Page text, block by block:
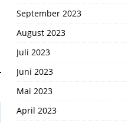
September 2023
August 2023
Juli 2023
Juni 2023
Mai 2023
April 2023